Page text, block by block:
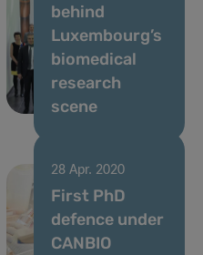
behind
Luxembourg’s
biomedical
research
scene
28 Apr. 2020
First PhD
defence under
CANBIO